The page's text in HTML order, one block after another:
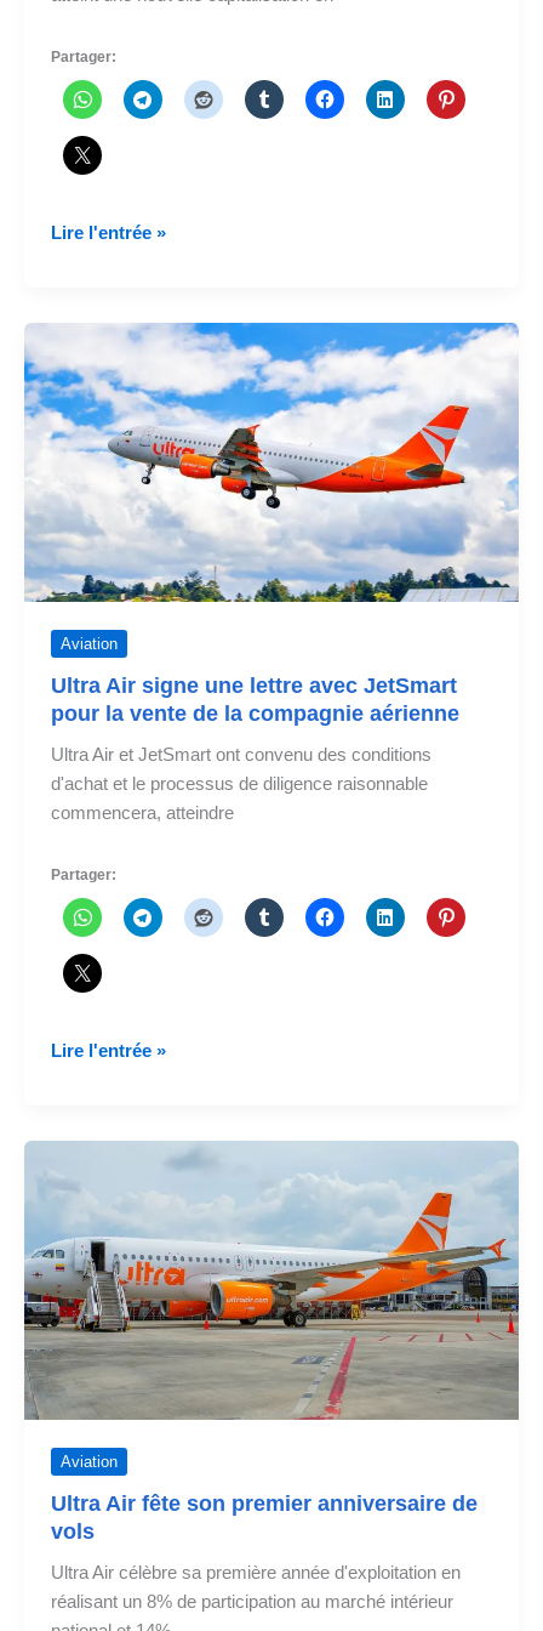
Partager:
Ultra
qu'elle
ses
vols
Lire l'entrée »
Aviation
Ultra Air signe une lettre avec JetSmart
pour la vente de la compagnie aérienne
Ultra Air et JetSmart ont convenu des conditions
d'achat et le processus de diligence raisonnable
commencera, atteindre
Partager:
Ultra
une
avec
JetSmart
pour
la
vente
de
la
compagnie
Lire l'entrée »
Aviation
Ultra Air fête son premier anniversaire de
vols
Ultra Air célèbre sa première année d'exploitation en
réalisant un 8% de participation au marché intérieur